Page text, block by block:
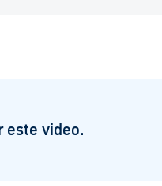
este video.